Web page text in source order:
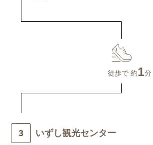
徒歩で 約1分
いずし観光センター